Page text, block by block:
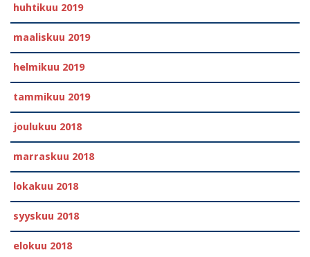
huhtikuu 2019
maaliskuu 2019
helmikuu 2019
tammikuu 2019
joulukuu 2018
marraskuu 2018
lokakuu 2018
syyskuu 2018
elokuu 2018